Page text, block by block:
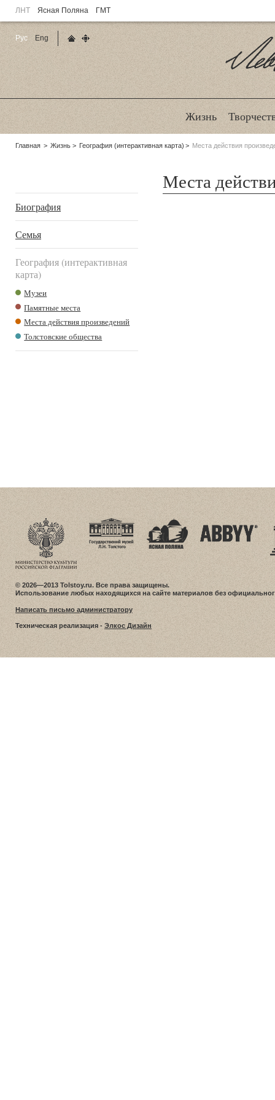
ЛНТ Ясная Поляна ГМТ
Жизнь
Родительские
Главная Жизнь География (интерактивная карта) Места действия
Биография
Семья
География (интерактивная
карта)
Музеи
Памятные места
Места действия произведений
Толстовские общества
Места
Рус
Eng
© 2026—2013 Tolstoy.ru. Все права защищены.
Использование любых находящихся на сайте материалов без
Написать письмо администратору
Техническая реализация - Элкос Дизайн